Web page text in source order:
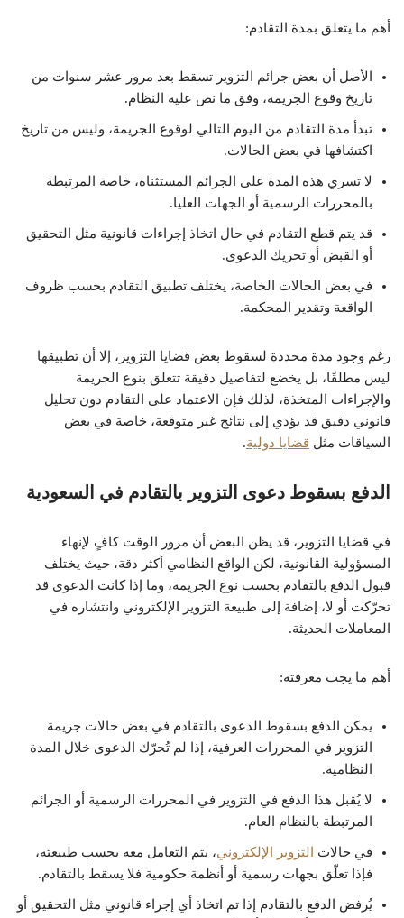
أهم ما يتعلق بمدة التقادم:
الأصل أن بعض جرائم التزوير تسقط بعد مرور عشر سنوات من
تاريخ وقوع الجريمة، وفق ما نص عليه النظام.
تبدأ مدة التقادم من اليوم التالي لوقوع الجريمة، وليس من تاريخ
اكتشافها في بعض الحالات.
لا تسري هذه المدة على الجرائم المستثناة، خاصة المرتبطة
بالمحررات الرسمية أو الجهات العليا.
قد يتم قطع التقادم في حال اتخاذ إجراءات قانونية مثل التحقيق
أو القبض أو تحريك الدعوى.
في بعض الحالات الخاصة، يختلف تطبيق التقادم بحسب ظروف
الواقعة وتقدير المحكمة.
رغم وجود مدة محددة لسقوط بعض قضايا التزوير، إلا أن تطبيقها
ليس مطلقًا، بل يخضع لتفاصيل دقيقة تتعلق بنوع الجريمة
والإجراءات المتخذة، لذلك فإن الاعتماد على التقادم دون تحليل
قانوني دقيق قد يؤدي إلى نتائج غير متوقعة، خاصة في بعض
السياقات مثل قضايا دولية.
الدفع بسقوط دعوى التزوير بالتقادم في السعودية
في قضايا التزوير، قد يظن البعض أن مرور الوقت كافٍ لإنهاء
المسؤولية القانونية، لكن الواقع النظامي أكثر دقة، حيث يختلف
قبول الدفع بالتقادم بحسب نوع الجريمة، وما إذا كانت الدعوى قد
تحرّكت أو لا، إضافة إلى طبيعة التزوير الإلكتروني وانتشاره في
المعاملات الحديثة.
أهم ما يجب معرفته:
يمكن الدفع بسقوط الدعوى بالتقادم في بعض حالات جريمة
التزوير في المحررات العرفية، إذا لم تُحرّك الدعوى خلال المدة
النظامية.
لا يُقبل هذا الدفع في التزوير في المحررات الرسمية أو الجرائم
المرتبطة بالنظام العام.
في حالات التزوير الإلكتروني، يتم التعامل معه بحسب طبيعته،
فإذا تعلّق بجهات رسمية أو أنظمة حكومية فلا يسقط بالتقادم.
يُرفض الدفع بالتقادم إذا تم اتخاذ أي إجراء قانوني مثل التحقيق أو